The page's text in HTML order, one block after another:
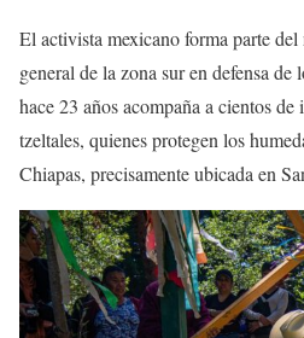
El activista mexicano forma parte
general de la zona sur en defensa de
hace 23 años acompaña a cientos
tzeltales, quienes protegen los
Chiapas, precisamente ubicada en